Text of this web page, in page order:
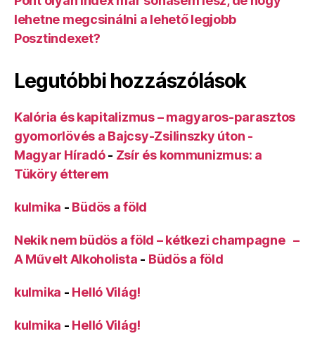
lehetne megcsinálni a lehető legjobb
Posztindexet?
Legutóbbi hozzászólások
Kalória és kapitalizmus – magyaros-parasztos
gyomorlövés a Bajcsy-Zsilinszky úton -
Magyar Híradó- Zsír és kommunizmus: a
Tüköry étterem
kulmika - Büdös a föld
Nekik nem büdös a föld – kétkezi champagne –
A Művelt Alkoholista - Büdös a föld
kulmika - Helló Világ!
kulmika - Helló Világ!